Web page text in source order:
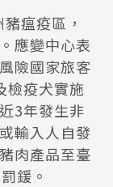
瘟疫區，
應變中心表
險國家旅客
檢疫犬實施
3年發生非
輸入人自發
肉產品至臺
鍰。